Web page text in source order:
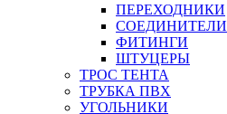
ПЕРЕХОДНИКИ
СОЕДИНИТЕЛИ
ФИТИНГИ
ШТУЦЕРЫ
ТРОС ТЕНТА
ТРУБКА ПВХ
УГОЛЬНИКИ